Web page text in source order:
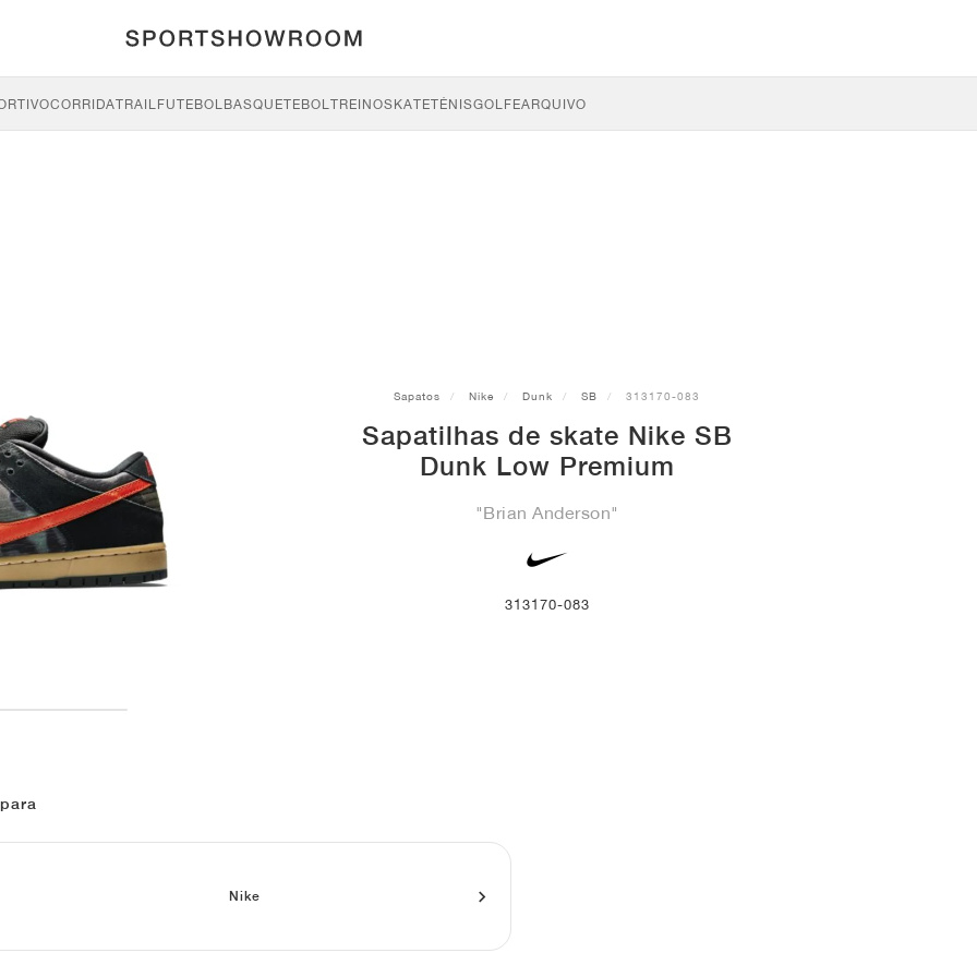
CORRIDATRAILFUTEBOLBASQUETEBOLTREINOSKATETÉNISGOLFEARQUIVO
Sapatos Nike Dunk SB 313170-083
Sapatilhas de skate Nike SB
Dunk Low Premium
"Brian Anderson"
313170-083
Nike